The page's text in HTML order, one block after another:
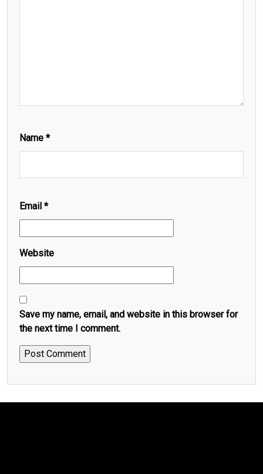
Name *
Email *
Website
Save my name, email, and website in this browser for
the next time I comment.